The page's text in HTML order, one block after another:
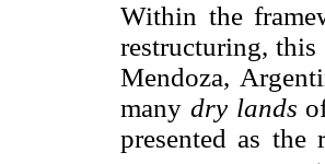
Within the
restructuring,
Mendoza,
many dry lands
presented as